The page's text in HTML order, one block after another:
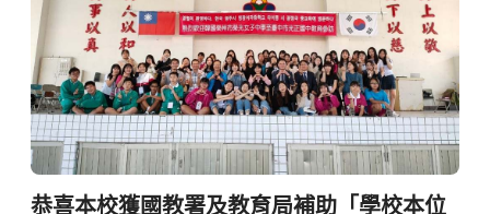
恭喜本校獲國教署及教育局補助「學校本位